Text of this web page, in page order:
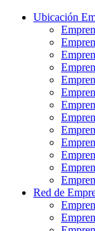
Ubicación
Red de